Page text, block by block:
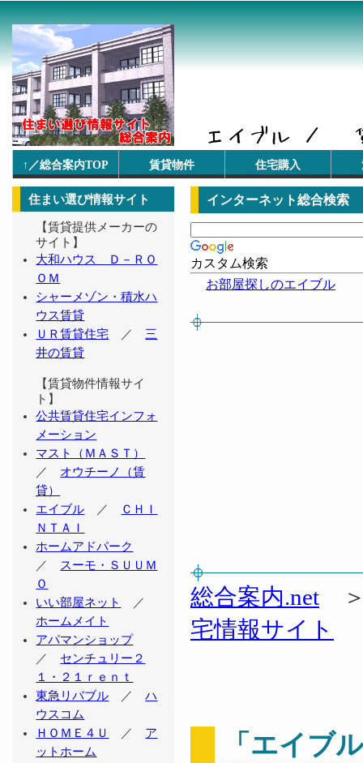
↑／総合案内TOP 賃貸物件 住宅購入
インターネット総合検索
カスタム検索
お部屋探しのエイブル
総合案内.net
宅情報サイト
「エイブ
住まい選び情報サイト
【賃貸提供メーカーの
サイト】
大和ハウス Ｄ－ＲＯ
ＯＭ
シャーメゾン・積水ハ
ウス賃貸
ＵＲ賃貸住宅 ／ 三
井の賃貸
【賃貸物件情報サイ
ト】
公共賃貸住宅インフォ
メーション
マスト（ＭＡＳＴ）
／ オウチーノ（賃
貸）
エイブル ／
ＣＨＩ
ＮＴＡＩ
ホームアドパーク
／ スーモ・ＳＵＵＭ
Ｏ
いい部屋ネット
／
ホームメイト
アパマンショップ
／ センチュリー２
１・２１ｒｅｎｔ
東急リバブル ／ハ
ウスコム
ＨＯＭＥ４Ｕ
／ ア
ットホーム